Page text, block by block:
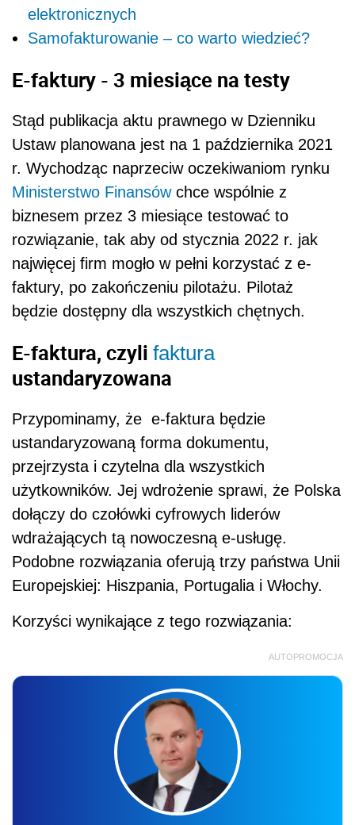
elektronicznych
Samofakturowanie – co warto wiedzieć?
E-faktury - 3 miesiące na testy
Stąd publikacja aktu prawnego w Dzienniku
Ustaw planowana jest na 1 października 2021
r. Wychodząc naprzeciw oczekiwaniom rynku
Ministerstwo Finansówchce wspólnie z
biznesem przez 3 miesiące testować to
rozwiązanie, tak aby od stycznia 2022 r. jak
najwięcej firm mogło w pełni korzystać z e-
faktury, po zakończeniu pilotażu. Pilotaż
będzie dostępny dla wszystkich chętnych.
E-faktura, czyli faktura
ustandaryzowana
Przypominamy, że e-faktura będzie
ustandaryzowaną forma dokumentu,
przejrzysta i czytelna dla wszystkich
użytkowników. Jej wdrożenie sprawi, że Polska
dołączy do czołówki cyfrowych liderów
wdrażających tą nowoczesną e-usługę.
Podobne rozwiązania oferują trzy państwa Unii
Europejskiej: Hiszpania, Portugalia i Włochy.
Korzyści wynikające z tego rozwiązania:
AUTOPROMOCJA